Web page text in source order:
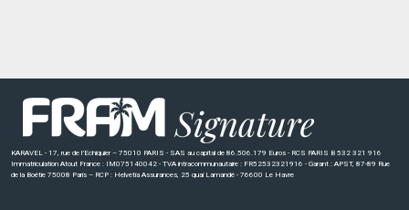
KARAVEL - 17, rue de l’Echiquier – 75010 PARIS - SAS au capital de 86.506.179 Euros - RCS PARIS B 532 321 916
Immatriculation Atout France : IM075140042 - TVA intracommunautaire : FR52532321916 - Garant : APST, 87-89 Rue
de la Boétie 75008 Paris – RCP : Helvetia Assurances, 25 quai Lamandé - 76600 Le Havre